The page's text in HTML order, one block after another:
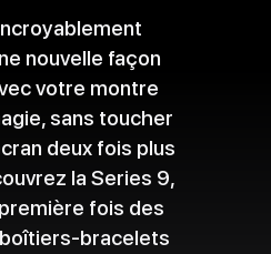
nouvelle façon
votre montre
sans toucher
deux fois plus
aux mentions légales
la Series 9,
fois des
bracelets